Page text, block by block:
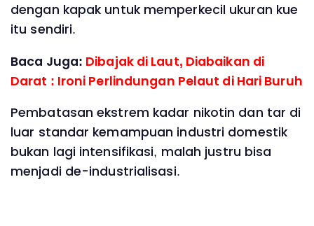
dengan kapak untuk memperkecil ukuran kue
itu sendiri.
Baca Juga: Dibajak di Laut, Diabaikan di
Darat : Ironi Perlindungan Pelaut di Hari Buruh
Pembatasan ekstrem kadar nikotin dan tar di
luar standar kemampuan industri domestik
bukan lagi intensifikasi, malah justru bisa
menjadi de-industrialisasi.